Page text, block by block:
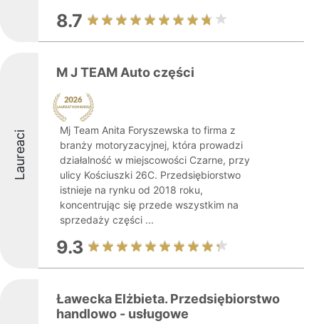
8.7
Laureaci
M J TEAM Auto części
Mj Team Anita Foryszewska to firma z
branży motoryzacyjnej, która prowadzi
działalność w miejscowości Czarne, przy
ulicy Kościuszki 26C. Przedsiębiorstwo
istnieje na rynku od 2018 roku,
koncentrując się przede wszystkim na
sprzedaży części ...
9.3
Ławecka Elżbieta. Przedsiębiorstwo
handlowo - usługowe